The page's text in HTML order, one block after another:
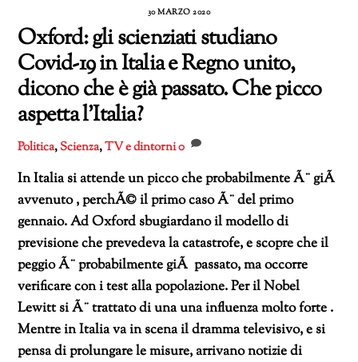
30 MARZO 2020
Oxford: gli scienziati studiano
Covid-19 in Italia e Regno unito,
dicono che è già passato. Che picco
aspetta l’Italia?
Politica,Scienza,TV e dintorni0
In Italia si attende un picco che probabilmente Ã¨ giÃ
avvenuto , perchÃ© il primo caso Ã¨ del primo
gennaio. Ad Oxford sbugiardano il modello di
previsione che prevedeva la catastrofe, e scopre che il
peggio Ã¨ probabilmente giÃ passato, ma occorre
verificare con i test alla popolazione. Per il Nobel
Lewitt si Ã¨ trattato di una una influenza molto forte .
Mentre in Italia va in scena il dramma televisivo, e si
pensa di prolungare le misure, arrivano notizie di